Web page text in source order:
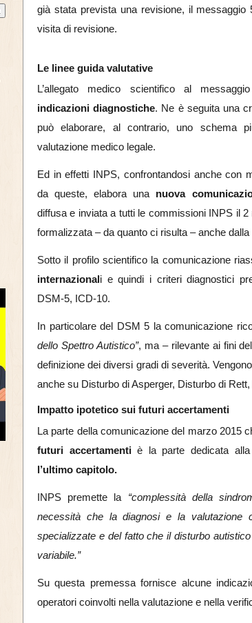
già stata prevista una revisione, il messaggio
visita di revisione.
Le linee guida valutative
L’allegato medico scientifico al
indicazioni diagnostiche. Ne è seguita una
può elaborare, al contrario, uno schema
valutazione medico legale.
Ed in effetti INPS, confrontandosi anche con
da queste, elabora una nuova
diffusa e inviata a tutti le commissioni INPS il
formalizzata – da quanto ci risulta – anche
Sotto il profilo scientifico la comunicazione
internazional i e quindi i criteri diagnostici
DSM-5, ICD-10.
In particolare del DSM 5 la comunicazione
dello Spettro Autistico”, ma – rilevante ai fini
definizione dei diversi gradi di severità.
anche su Disturbo di Asperger, Disturbo di
Impatto ipotetico sui futuri accertamenti
La parte della comunicazione del marzo 2015
futuri accertamentiè la parte dedicata
l’ultimo capitolo.
INPS premette la “complessità della
necessità che la diagnosi e la valutazione
specializzate e del fatto che il disturbo
variabile.”
Su questa premessa fornisce alcune
operatori coinvolti nella valutazione e nella